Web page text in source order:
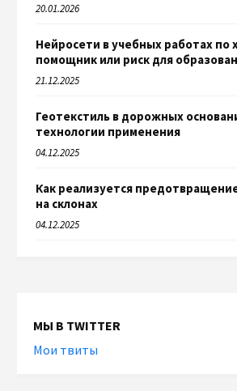
20.01.2026
Нейросети в учебных работах по
помощник или риск для
21.12.2025
Геотекстиль в дорожных
технологии применения
04.12.2025
Как реализуется
на склонах
04.12.2025
МЫ В TWITTER
Мои твиты